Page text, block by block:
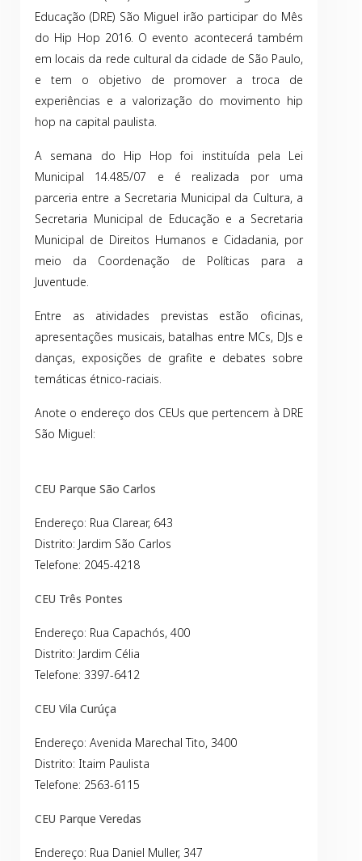
Educação (DRE) São Miguel irão participar do Mês
do Hip Hop 2016. O evento acontecerá também
em locais da rede cultural da cidade de São Paulo,
e tem o objetivo de promover a troca de
experiências e a valorização do movimento hip
hop na capital paulista.
A semana do Hip Hop foi instituída pela Lei
Municipal 14.485/07 e é realizada por uma
parceria entre a Secretaria Municipal da Cultura, a
Secretaria Municipal de Educação e a Secretaria
Municipal de Direitos Humanos e Cidadania, por
meio da Coordenação de Políticas para a
Juventude.
Entre as atividades previstas estão oficinas,
apresentações musicais, batalhas entre MCs, DJs e
danças, exposições de grafite e debates sobre
temáticas étnico-raciais.
Anote o endereço dos CEUs que pertencem à DRE
São Miguel:
CEU Parque São Carlos
Endereço: Rua Clarear, 643
Distrito: Jardim São Carlos
Telefone: 2045-4218
CEU Três Pontes
Endereço: Rua Capachós, 400
Distrito: Jardim Célia
Telefone: 3397-6412
CEU Vila Curúça
Endereço: Avenida Marechal Tito, 3400
Distrito: Itaim Paulista
Telefone: 2563-6115
CEU Parque Veredas
Endereço: Rua Daniel Muller, 347